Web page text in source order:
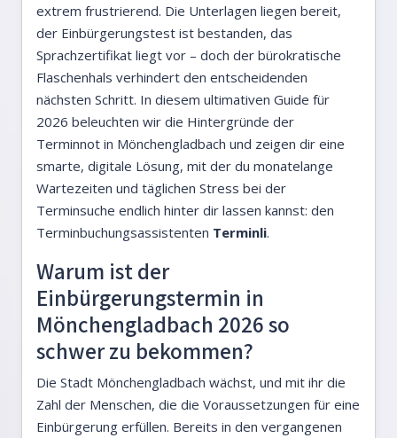
extrem frustrierend. Die Unterlagen liegen bereit,
der Einbürgerungstest ist bestanden, das
Sprachzertifikat liegt vor – doch der bürokratische
Flaschenhals verhindert den entscheidenden
nächsten Schritt. In diesem ultimativen Guide für
2026 beleuchten wir die Hintergründe der
Terminnot in Mönchengladbach und zeigen dir eine
smarte, digitale Lösung, mit der du monatelange
Wartezeiten und täglichen Stress bei der
Terminsuche endlich hinter dir lassen kannst: den
Terminbuchungsassistenten Terminli.
Warum ist der
Einbürgerungstermin in
Mönchengladbach 2026 so
schwer zu bekommen?
Die Stadt Mönchengladbach wächst, und mit ihr die
Zahl der Menschen, die die Voraussetzungen für eine
Einbürgerung erfüllen. Bereits in den vergangenen